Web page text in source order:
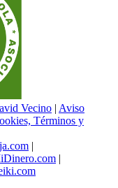
Vecino | Aviso
Términos y
|
|